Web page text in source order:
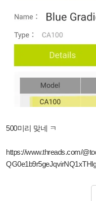
500미리 맞네 ㅋ
https://www.threads.com/